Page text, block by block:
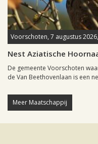
Voorschoten, 7 augustus
Nest Aziatische
De gemeente Voorschoten
de Van Beethovenlaan is een
Meer Maatschappij